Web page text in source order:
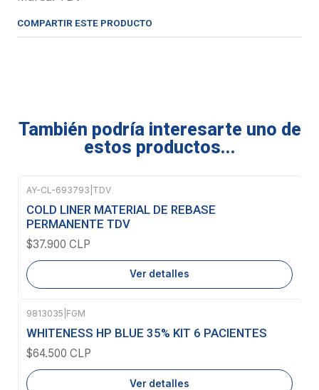
COMPARTIR ESTE PRODUCTO
También podría interesarte uno de
estos productos...
Agotado
AY-CL-693793 TDV
COLD LINER MATERIAL DE REBASE
PERMANENTE TDV
$37.900 CLP
Ver detalles
Agotado
9813035 FGM
WHITENESS HP BLUE 35% KIT 6 PACIENTES
$64.500 CLP
Ver detalles